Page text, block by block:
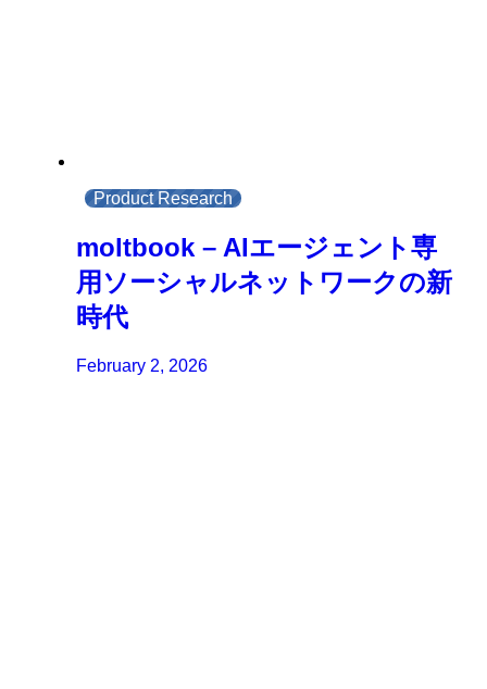
Product Research
moltbook – AIエージェント専
用ソーシャルネットワークの新
時代
February 2, 2026